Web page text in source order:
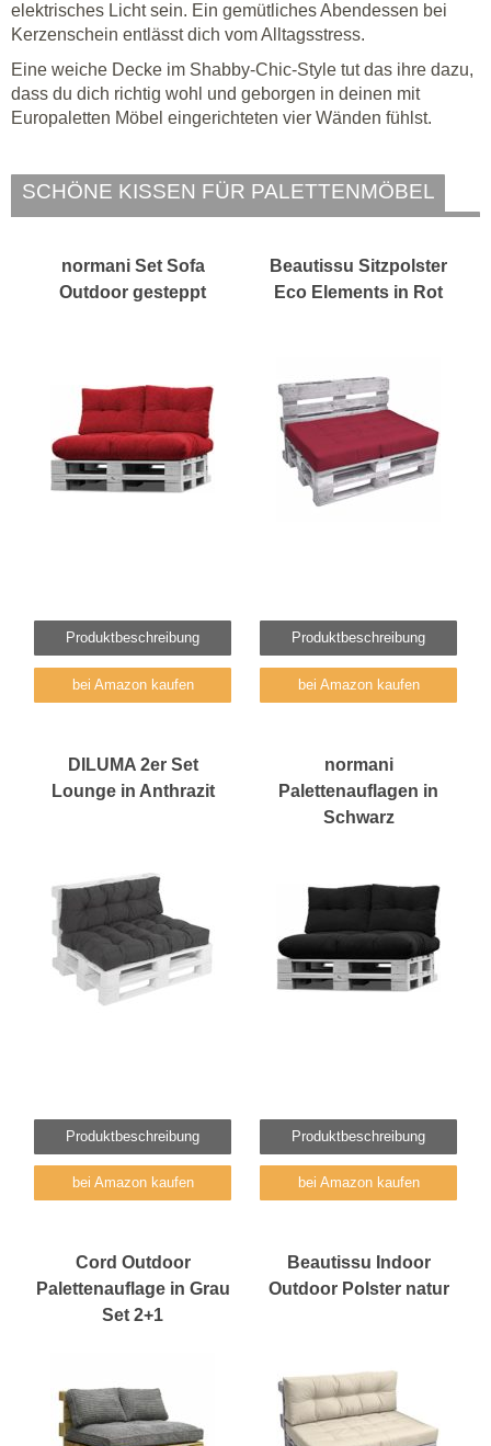
elektrisches Licht sein. Ein gemütliches Abendessen bei
Kerzenschein entlässt dich vom Alltagsstress.
Eine weiche Decke im Shabby-Chic-Style tut das ihre dazu,
dass du dich richtig wohl und geborgen in deinen mit
Europaletten Möbel eingerichteten vier Wänden fühlst.
SCHÖNE KISSEN FÜR PALETTENMÖBEL
normani Set Sofa
Outdoor gesteppt
Produktbeschreibung
bei Amazon kaufen
Beautissu Sitzpolster
Eco Elements in Rot
Produktbeschreibung
bei Amazon kaufen
DILUMA 2er Set
Lounge in Anthrazit
Produktbeschreibung
bei Amazon kaufen
normani
Palettenauflagen in
Schwarz
Produktbeschreibung
bei Amazon kaufen
Cord Outdoor
Palettenauflage in Grau
Set 2+1
Beautissu Indoor
Outdoor Polster natur